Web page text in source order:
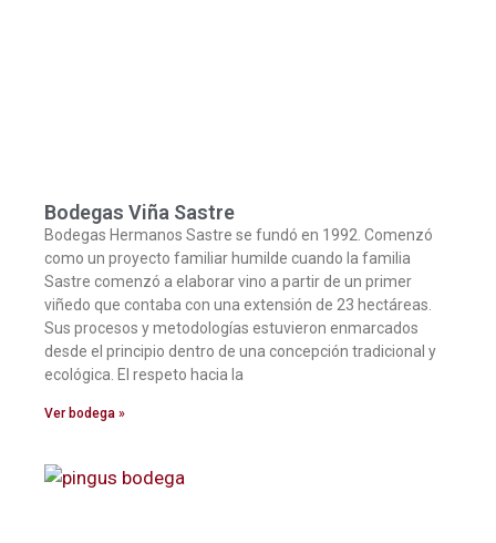
Bodegas Viña Sastre
Bodegas Hermanos Sastre se fundó en 1992. Comenzó
como un proyecto familiar humilde cuando la familia
Sastre comenzó a elaborar vino a partir de un primer
viñedo que contaba con una extensión de 23 hectáreas.
Sus procesos y metodologías estuvieron enmarcados
desde el principio dentro de una concepción tradicional y
ecológica. El respeto hacia la
Ver bodega »